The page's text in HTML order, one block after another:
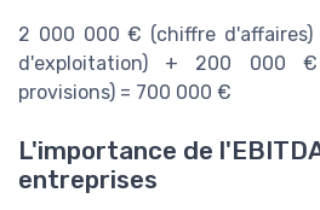
2 000 000 € (chiffre
d'exploitation) + 200 000 €
provisions) = 700 000 €
L'importance de
entreprises